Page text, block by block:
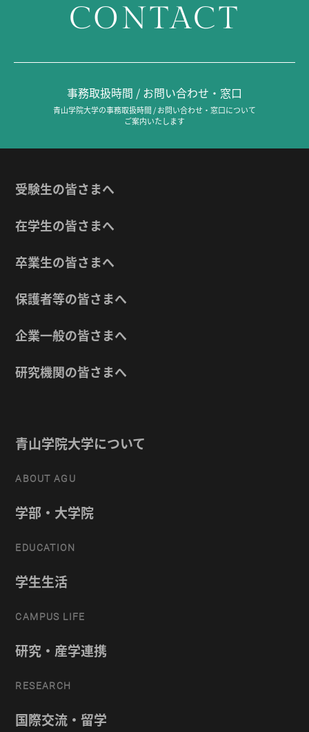
CONTACT
事務取扱時間 / お問い合わせ・窓口
青山学院大学の事務取扱時間 / お問い合わせ・窓口について
ご案内いたします
受験生の皆さまへ
在学生の皆さまへ
卒業生の皆さまへ
保護者等の皆さまへ
企業一般の皆さまへ
研究機関の皆さまへ
青山学院大学について
ABOUT AGU
学部・大学院
EDUCATION
学生生活
CAMPUS LIFE
研究・産学連携
RESEARCH
国際交流・留学